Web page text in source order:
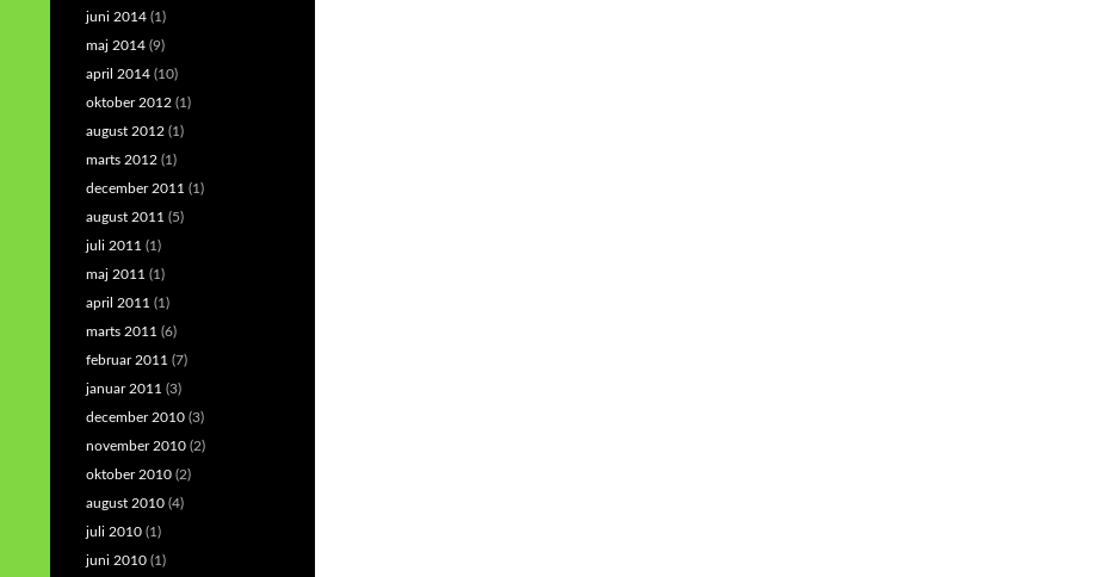
juni 2014 (1)
maj 2014 (9)
april 2014 (10)
oktober 2012 (1)
august 2012 (1)
marts 2012 (1)
december 2011 (1)
august 2011 (5)
juli 2011 (1)
maj 2011 (1)
april 2011 (1)
marts 2011 (6)
februar 2011 (7)
januar 2011 (3)
december 2010 (3)
november 2010 (2)
oktober 2010 (2)
august 2010 (4)
juli 2010 (1)
juni 2010 (1)